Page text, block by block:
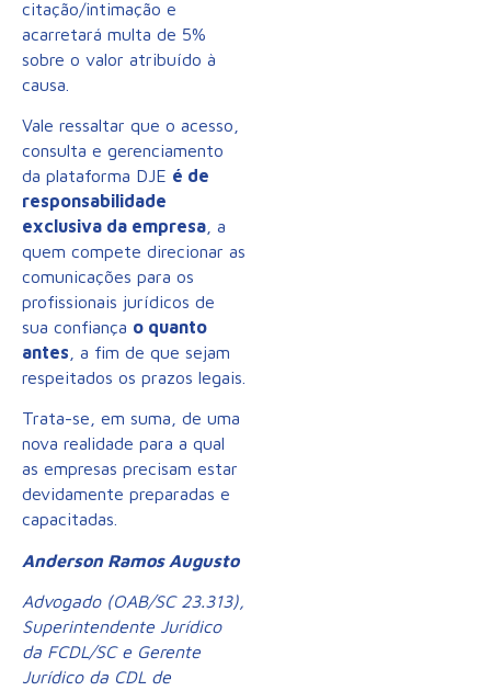
citação/intimação e
acarretará multa de 5%
sobre o valor atribuído à
causa.
Vale ressaltar que o acesso,
consulta e gerenciamento
da plataforma DJE é de
responsabilidade
exclusiva da empresa , a
quem compete direcionar as
comunicações para os
profissionais jurídicos de
sua confiança o quanto
antes , a fim de que sejam
respeitados os prazos legais.
Trata-se, em suma, de uma
nova realidade para a qual
as empresas precisam estar
devidamente preparadas e
capacitadas.
Anderson Ramos Augusto
Advogado (OAB/SC 23.313),
Superintendente Jurídico
da FCDL/SC e Gerente
Jurídico da CDL de